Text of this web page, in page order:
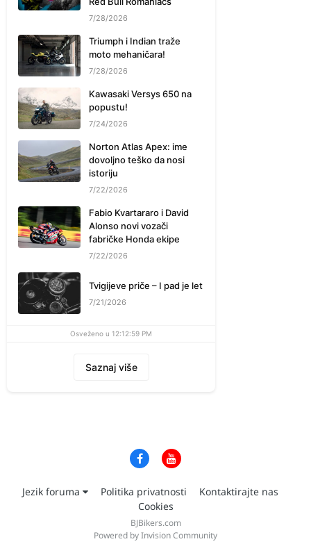
7/28/2026
Triumph i Indian traže
moto mehaničara!
7/28/2026
Kawasaki Versys 650 na
popustu!
7/24/2026
Norton Atlas Apex: ime
dovoljno teško da nosi
istoriju
7/22/2026
Fabio Kvartararo i David
Alonso novi vozači
fabričke Honda ekipe
7/22/2026
Tvigijeve priče – I pad je let
7/21/2026
Osveženo u 12:12:59 PM
Saznaj više
Jezik foruma Politika privatnosti
Kontaktirajte nas
Cookies
BJBikers.com
Powered by Invision Community